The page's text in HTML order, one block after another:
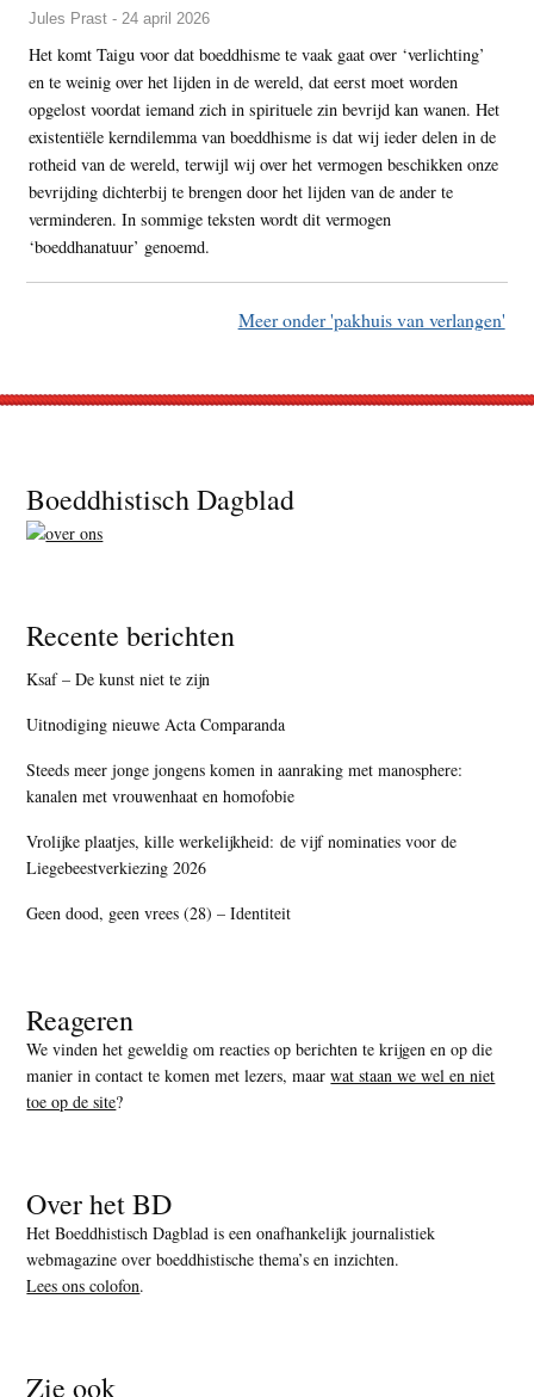
Jules Prast - 24 april 2026
Het komt Taigu voor dat boeddhisme te vaak gaat over ‘verlichting’
en te weinig over het lijden in de wereld, dat eerst moet worden
opgelost voordat iemand zich in spirituele zin bevrijd kan wanen. Het
existentiële kerndilemma van boeddhisme is dat wij ieder delen in de
rotheid van de wereld, terwijl wij over het vermogen beschikken onze
bevrijding dichterbij te brengen door het lijden van de ander te
verminderen. In sommige teksten wordt dit vermogen
‘boeddhanatuur’ genoemd.
Meer onder 'pakhuis van verlangen'
Footer
Boeddhistisch Dagblad
Recente berichten
Ksaf – De kunst niet te zijn
Uitnodiging nieuwe Acta Comparanda
Steeds meer jonge jongens komen in aanraking met manosphere:
kanalen met vrouwenhaat en homofobie
Vrolijke plaatjes, kille werkelijkheid: de vijf nominaties voor de
Liegebeestverkiezing 2026
Geen dood, geen vrees (28) – Identiteit
Reageren
We vinden het geweldig om reacties op berichten te krijgen en op die
manier in contact te komen met lezers, maarwat staan we wel en niet
toe op de site?
Over het BD
Het Boeddhistisch Dagblad is een onafhankelijk journalistiek
webmagazine over boeddhistische thema’s en inzichten.
Lees ons colofon.
Zie ook